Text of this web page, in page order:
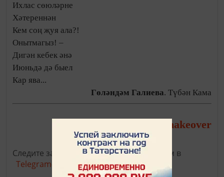
Ихлас сөюләрне
Хәтереннән
Кем соң җуя ала?!
Онытмагыз! –
Дигән кебек әнә
Июньдә дә быел
Кар ява...
Гөләндәм Галиева. Түбән Кама
virtualmakeover
Следите за самым важным и интересным в
Telegram-канале Татмедиа